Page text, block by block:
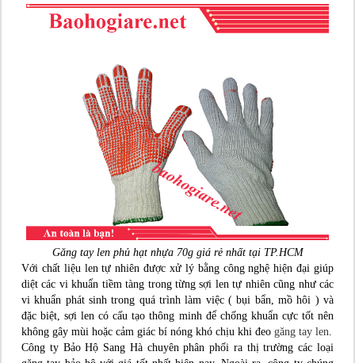
Găng tay len phủ hạt nhựa 70g giá rẻ nhất tại TP.HCM
Với chất liệu len tự nhiên được xử lý bằng công nghệ hiện đại giúp
diệt các vi khuẩn tiềm tàng trong từng sợi len tự nhiên cũng như các
vi khuẩn phát sinh trong quá trình làm việc ( bụi bẩn, mồ hôi ) và
đặc biệt, sợi len có cấu tạo thông minh để chống khuẩn cực tốt nên
không gây mùi hoặc cảm giác bí nóng khó chịu khi đeo găng tay len.
Công ty Bảo Hộ Sang Hà chuyên phân phối ra thị trường các loại